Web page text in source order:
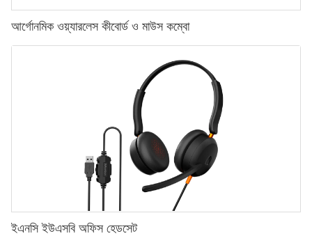
আর্গোনমিক ওয়্যারলেস কীবোর্ড ও মাউস কম্বো
ইএনসি ইউএসবি অফিস হেডসেট